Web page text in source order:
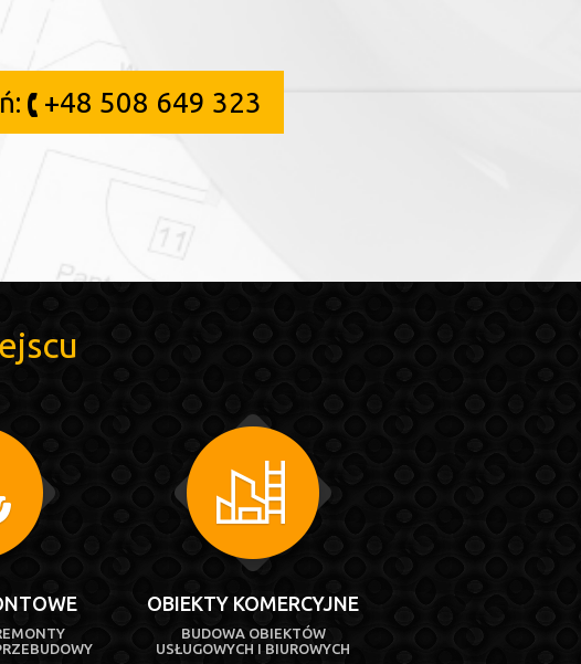
+48 508 649 323
OBIEKTY KOMERCYJNE
BUDOWA OBIEKTÓW
USŁUGOWYCH I BIUROWYCH